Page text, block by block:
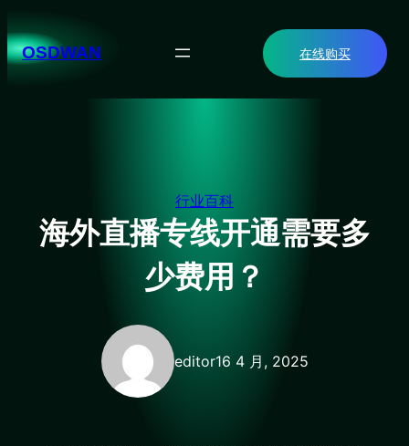
至
内OSDWAN 在线购买
行业百科
海外直播专线开通需要多
少费用？
editor16 4 月, 2025